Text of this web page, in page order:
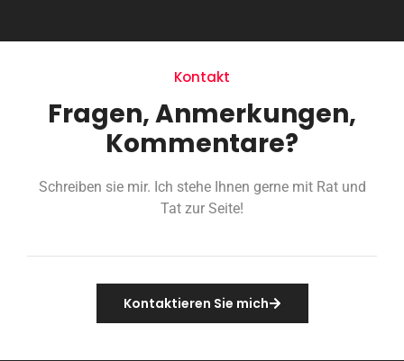
Kontakt
Fragen, Anmerkungen,
Kommentare?
Schreiben sie mir. Ich stehe Ihnen gerne mit Rat und
Tat zur Seite!
Kontaktieren Sie mich